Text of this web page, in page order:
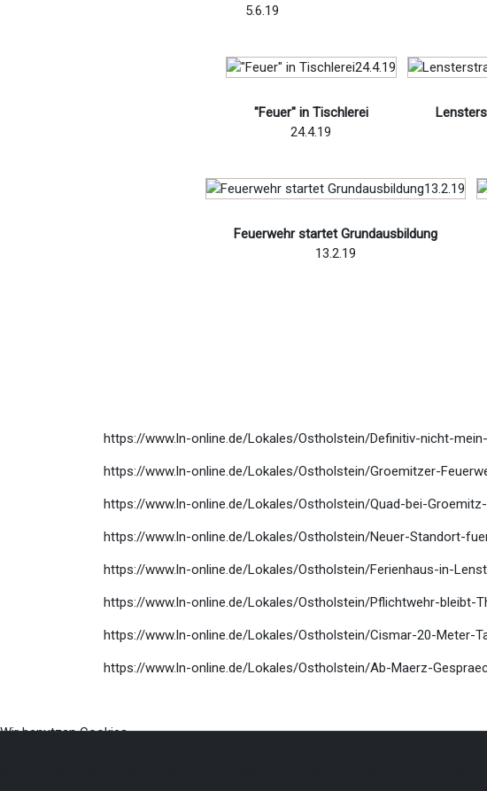
5.6.19
"Feuer" in Tischlerei
24.4.19
Feuerwehr startet Grundausbildung
13.2.19
https://www.ln-online.de/Lokales/Ostholstein/Definitiv-nicht-
https://www.ln-online.de/Lokales/Ostholstein/Groemitzer-
https://www.ln-online.de/Lokales/Ostholstein/Quad-bei-
https://www.ln-online.de/Lokales/Ostholstein/Neuer-Standort-
https://www.ln-online.de/Lokales/Ostholstein/Ferienhaus-in-
https://www.ln-online.de/Lokales/Ostholstein/Pflichtwehr-bleibt-
https://www.ln-online.de/Lokales/Ostholstein/Cismar-20-Meter-
https://www.ln-online.de/Lokales/Ostholstein/Ab-Maerz-
Wir benutzen Cookies
können selbst entscheiden, ob Sie die Cookies zulassen möchten. Bitte beachten